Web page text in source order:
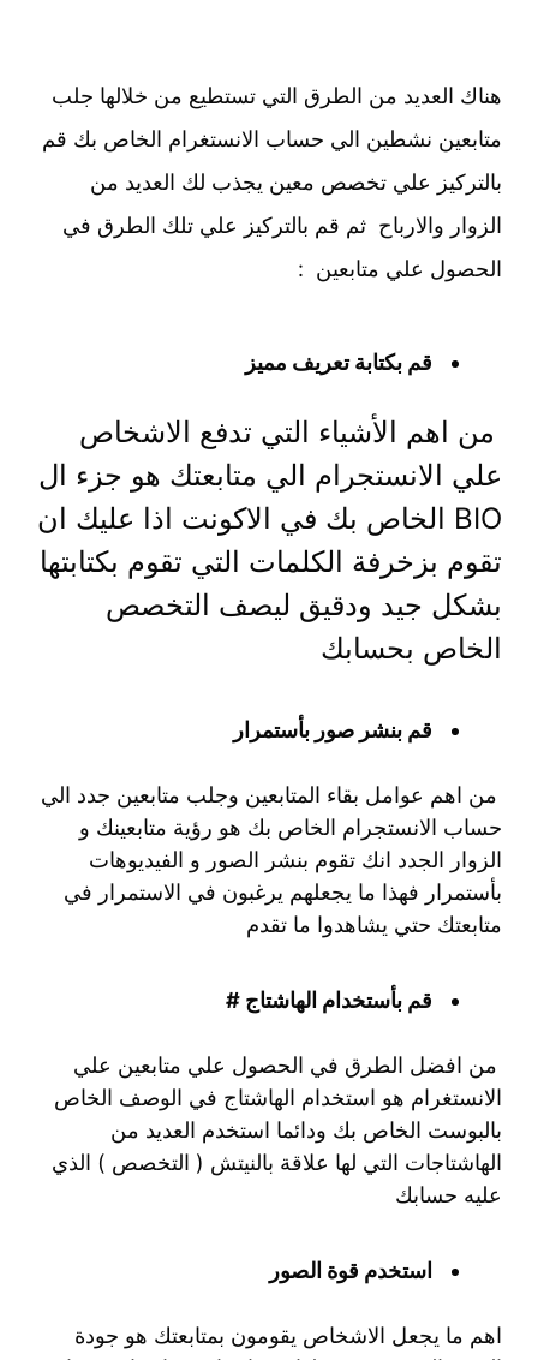
هناك العديد من الطرق التي تستطيع من خلالها جلب
متابعين نشطين الي حساب الانستغرام الخاص بك قم
بالتركيز علي تخصص معين يجذب لك العديد من
الزوار والارباح ثم قم بالتركيز علي تلك الطرق في
الحصول علي متابعين :
قم بكتابة تعريف مميز
من اهم الأشياء التي تدفع الاشخاص
علي الانستجرام الي متابعتك هو جزء ال
BIO الخاص بك في الاكونت اذا عليك ان
تقوم بزخرفة الكلمات التي تقوم بكتابتها
بشكل جيد ودقيق ليصف التخصص
الخاص بحسابك
قم بنشر صور بأستمرار
من اهم عوامل بقاء المتابعين وجلب متابعين جدد الي
حساب الانستجرام الخاص بك هو رؤية متابعينك و
الزوار الجدد انك تقوم بنشر الصور و الفيديوهات
بأستمرار فهذا ما يجعلهم يرغبون في الاستمرار في
متابعتك حتي يشاهدوا ما تقدم
قم بأستخدام الهاشتاج #
من افضل الطرق في الحصول علي متابعين علي
الانستغرام هو استخدام الهاشتاج في الوصف الخاص
بالبوست الخاص بك ودائما استخدم العديد من
الهاشتاجات التي لها علاقة بالنيتش ( التخصص ) الذي
عليه حسابك
استخدم قوة الصور
اهم ما يجعل الاشخاص يقومون بمتابعتك هو جودة